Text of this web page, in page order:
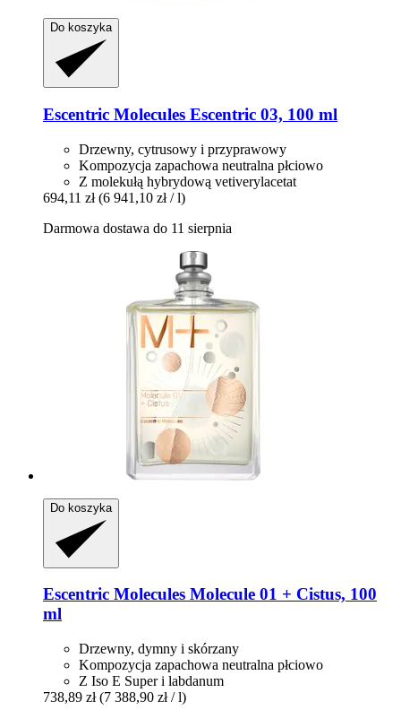
Do koszyka
Escentric Molecules Escentric 03, 100 ml
Drzewny, cytrusowy i przyprawowy
Kompozycja zapachowa neutralna płciowo
Z molekułą hybrydową vetiverylacetat
694,11 zł (6 941,10 zł / l)
Darmowa dostawa do 11 sierpnia
Do koszyka
Escentric Molecules Molecule 01 + Cistus, 100
ml
Drzewny, dymny i skórzany
Kompozycja zapachowa neutralna płciowo
Z Iso E Super i labdanum
738,89 zł (7 388,90 zł / l)